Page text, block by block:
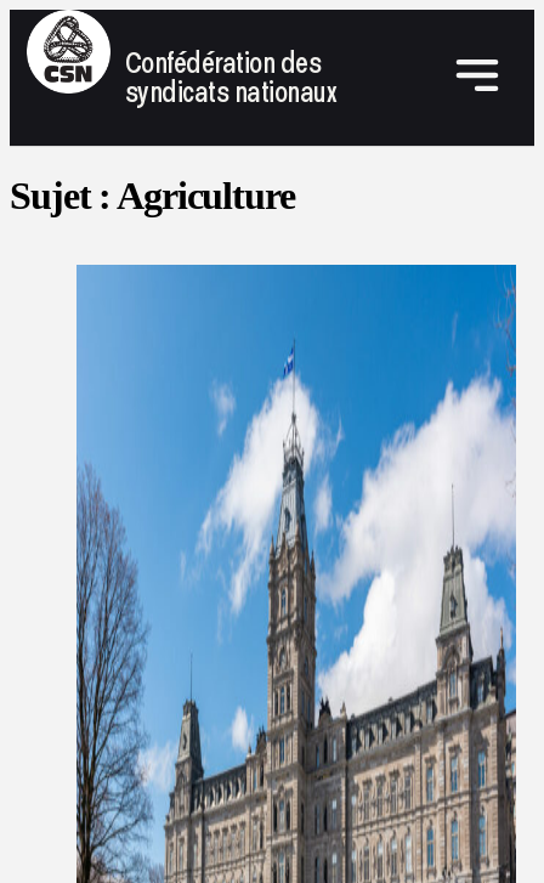
Confédération des
syndicats nationaux
Sujet :Agriculture